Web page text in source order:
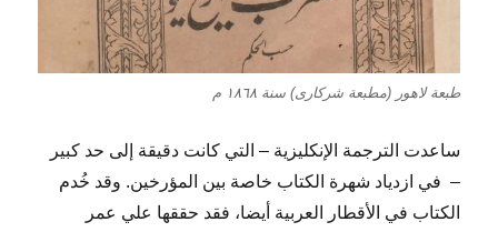
طبعة لاهور (مطبعة شركارى) سنة ١٨٦٨ م
ساعدت الترجمة الإنكليزية – التي كانت دقيقة إلى حد كبير
– في ازدياد شهرة الكتاب خاصة بين المؤرخين. وقد خُدم
الكتاب في الأقطار العربية أيضا، فقد حققها علي عمر